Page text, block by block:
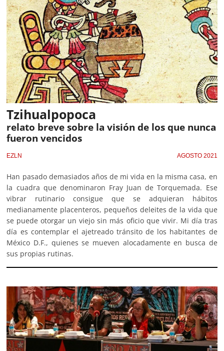
Tzihualpopoca
relato breve sobre la visión de los que nunca
fueron vencidos
EZLN AGOSTO 2021
Han pasado demasiados años de mi vida en la misma casa, en
la cuadra que denominaron Fray Juan de Torquemada. Ese
vibrar rutinario consigue que se adquieran hábitos
medianamente placenteros, pequeños deleites de la vida que
se puede otorgar un viejo sin más oficio que vivir. Mi día tras
día es contemplar el ajetreado tránsito de los habitantes de
México D.F., quienes se mueven alocadamente en busca de
sus propias rutinas.